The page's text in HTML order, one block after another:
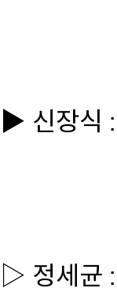
▶ 신장식
▷ 정세균 :